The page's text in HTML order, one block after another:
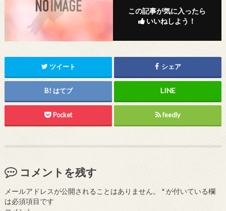
この記事が気に入ったら
いいねしよう！
ツイート シェア
はてブ
Pocket feedly
コメントを残す
メールアドレスが公開されることはありません。 *が付いている欄
は必須項目です